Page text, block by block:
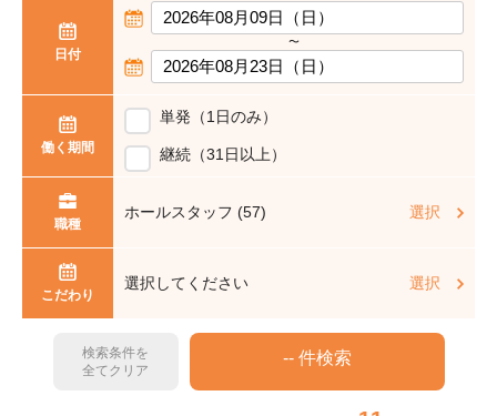
日付
〜
働く期間
単発（1日のみ）
継続（31日以上）
職種
ホールスタッフ (57) 選択
こだわり
選択してください 選択
検索条件を
全てクリア